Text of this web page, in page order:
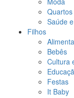
Saúde
Filhos
Bebês
Cultura
Festas
It Baby